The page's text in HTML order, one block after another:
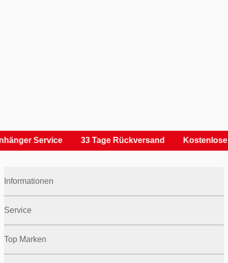
Service 33 Tage Rückversand Kostenlose
Informationen
Service
Top Marken